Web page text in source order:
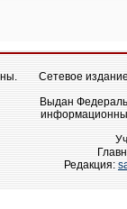
Сетевое
Выдан
Редакция: